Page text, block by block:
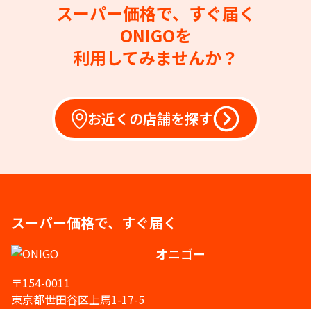
スーパー価格で、すぐ届く
ONIGOを
利用してみませんか？
お近くの店舗を探す
スーパー価格で、すぐ届く
オニゴー
〒154-0011
東京都世田谷区上馬1-17-5